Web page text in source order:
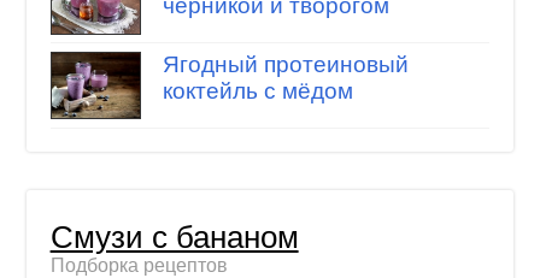
черникой и творогом
Ягодный протеиновый
коктейль с мёдом
Смузи с бананом
Подборка рецептов